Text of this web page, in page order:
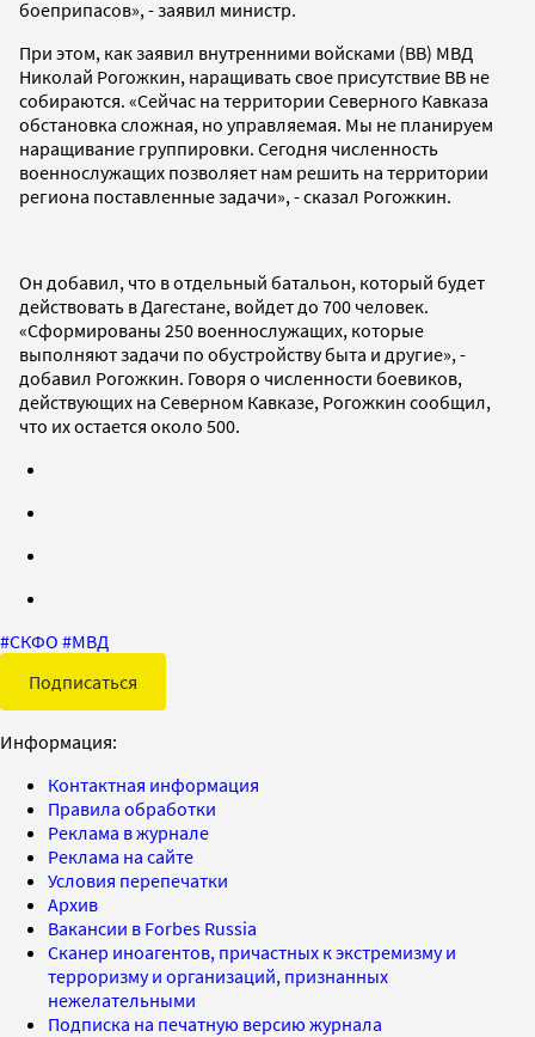
боеприпасов», - заявил министр.
При этом, как заявил внутренними войсками (ВВ) МВД
Николай Рогожкин, наращивать свое присутствие ВВ не
собираются. «Сейчас на территории Северного Кавказа
обстановка сложная, но управляемая. Мы не планируем
наращивание группировки. Сегодня численность
военнослужащих позволяет нам решить на территории
региона поставленные задачи», - сказал Рогожкин.
Он добавил, что в отдельный батальон, который будет
действовать в Дагестане, войдет до 700 человек.
«Сформированы 250 военнослужащих, которые
выполняют задачи по обустройству быта и другие», -
добавил Рогожкин. Говоря о численности боевиков,
действующих на Северном Кавказе, Рогожкин сообщил,
что их остается около 500.
#СКФО #МВД
Подписаться
Информация:
Контактная информация
Правила обработки
Реклама в журнале
Реклама на сайте
Условия перепечатки
Архив
Вакансии в Forbes Russia
Сканер иноагентов, причастных к экстремизму и
терроризму и организаций, признанных
нежелательными
Подписка на печатную версию журнала